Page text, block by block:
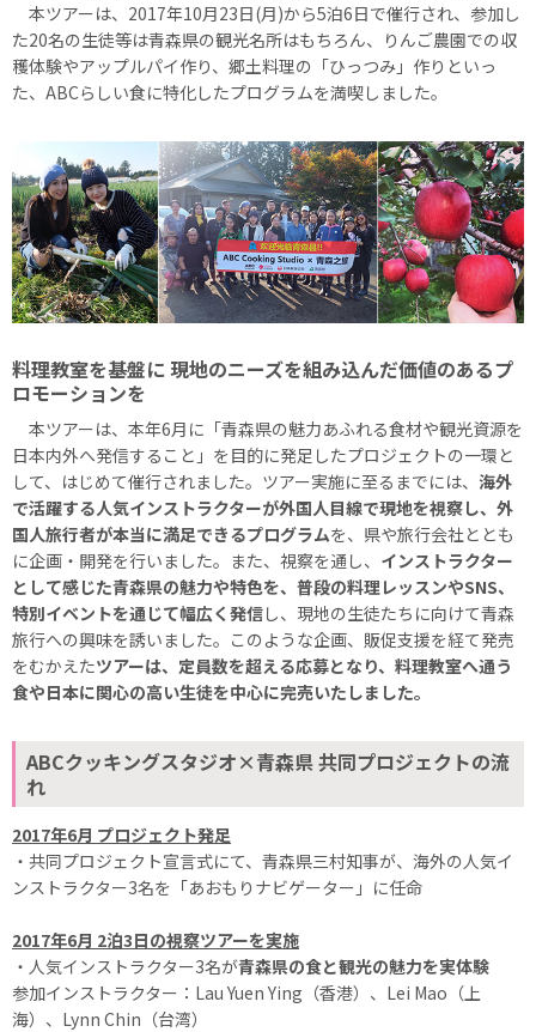
本ツアーは、2017年10月23日(月)から5泊6日で催行され、参加し
た20名の生徒等は青森県の観光名所はもちろん、りんご農園での収
穫体験やアップルパイ作り、郷土料理の「ひっつみ」作りといっ
た、ABCらしい食に特化したプログラムを満喫しました。
料理教室を基盤に 現地のニーズを組み込んだ価値のあるプ
ロモーションを
本ツアーは、本年6月に「青森県の魅力あふれる食材や観光資源を
日本内外へ発信すること」を目的に発足したプロジェクトの一環と
して、はじめて催行されました。ツアー実施に至るまでには、 海外
で活躍する人気インストラクターが外国人目線で現地を視察し、外
国人旅行者が本当に満足できるプログラムを、県や旅行会社ととも
に企画・開発を行いました。また、視察を通し、 インストラクター
として感じた青森県の魅力や特色を、普段の料理レッスンやSNS、
特別イベントを通じて幅広く発信し、現地の生徒たちに向けて青森
旅行への興味を誘いました。このような企画、販促支援を経て発売
をむかえたツアーは、定員数を超える応募となり、料理教室へ通う
食や日本に関心の高い生徒を中心に完売いたしました。
ABCクッキングスタジオ×青森県 共同プロジェクトの流
れ
2017年6月 プロジェクト発足
・共同プロジェクト宣言式にて、青森県三村知事が、海外の人気イ
ンストラクター3名を「あおもりナビゲーター」に任命
2017年6月 2泊3日の視察ツアーを実施
・人気インストラクター3名が青森県の食と観光の魅力を実体験
参加インストラクター：Lau Yuen Ying（香港）、Lei Mao（上
海）、Lynn Chin（台湾）